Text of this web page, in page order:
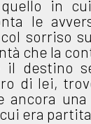
in
le
sorriso
che la
il destino
di lei,
ancora
era